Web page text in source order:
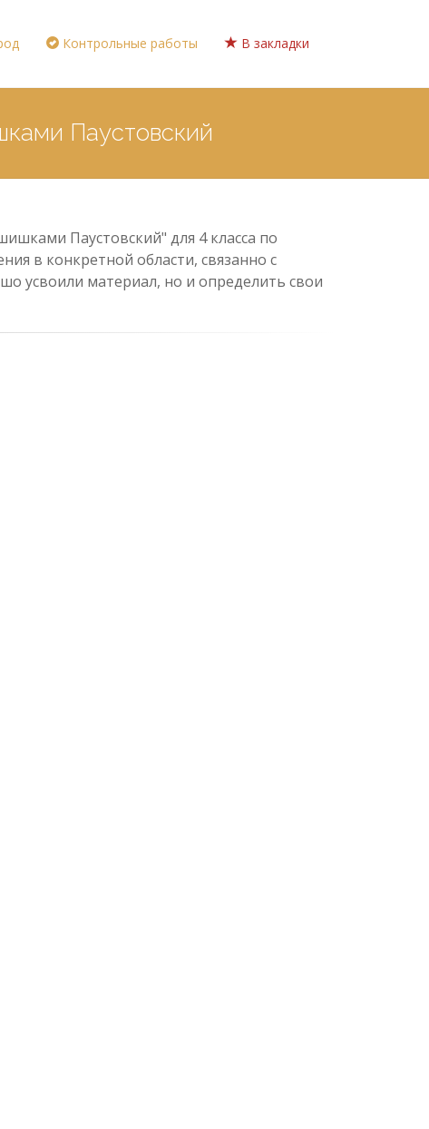
Контрольные работы В закладки
Паустовский
Паустовский" для 4 класса по
в конкретной области, связанно с
усвоили материал, но и определить свои